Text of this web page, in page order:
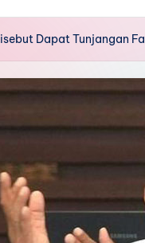
Dapat Tunjangan